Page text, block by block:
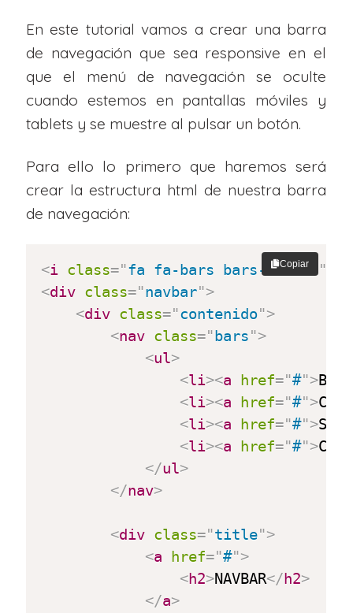
En este tutorial vamos a crear una barra
de navegación que sea responsive en el
que el menú de navegación se oculte
cuando estemos en pantallas móviles y
tablets y se muestre al pulsar un botón.
Para ello lo primero que haremos será
crear la estructura html de nuestra barra
de navegación:
<i class="fa fa-bars bars-button"
<div class="navbar">
<div class="contenido">
<nav class="bars">
<ul>
<li><a href="#">Blog
<li><a href="#">
<li><a href="#">
<li><a href="#">
</ul>
</nav>
<div class="title">
<a href="#">
<h2>NAVBAR</h2>
</a>
Copiar